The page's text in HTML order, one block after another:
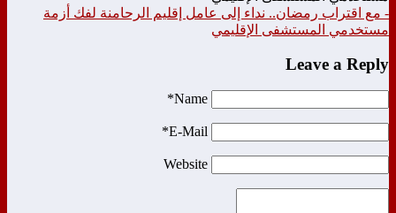
- مع اقتراب رمضان.. نداء إلى عامل إقليم الرحامنة لفك أزمة
مستخدمي المستشفى الإقليمي
Leave a Reply
Name*
E-Mail*
Website